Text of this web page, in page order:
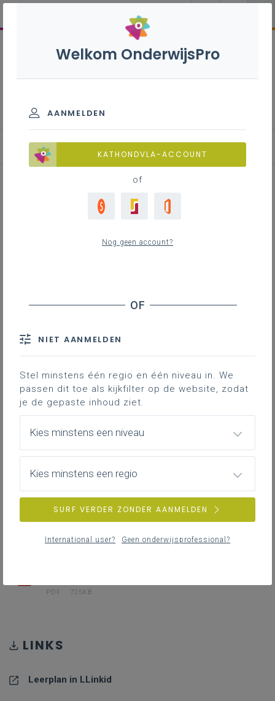
Leerplan
Hieronder vind je de definitieve en
volledig afgewerkte versie van het
leerplan in Word; enkel deze versie
is geldig voor de volledige 2de
graad vanaf 1 september 2024.
DOWNLOADS
WORD 306KB
PDF 725KB
LINKS
Leerplan in LLinkid
Welkom OnderwijsPro
AANMELDEN
KATHONDVLA-ACCOUNT
of
Nog geen account?
NIET AANMELDEN
Stel minstens één regio en één niveau in. We
passen dit toe als kijkfilter op de website, zodat
je de gepaste inhoud ziet.
Kies minstens een niveau
Kies minstens een regio
SURF VERDER ZONDER AANMELDEN
International user? Geen onderwijsprofessional?